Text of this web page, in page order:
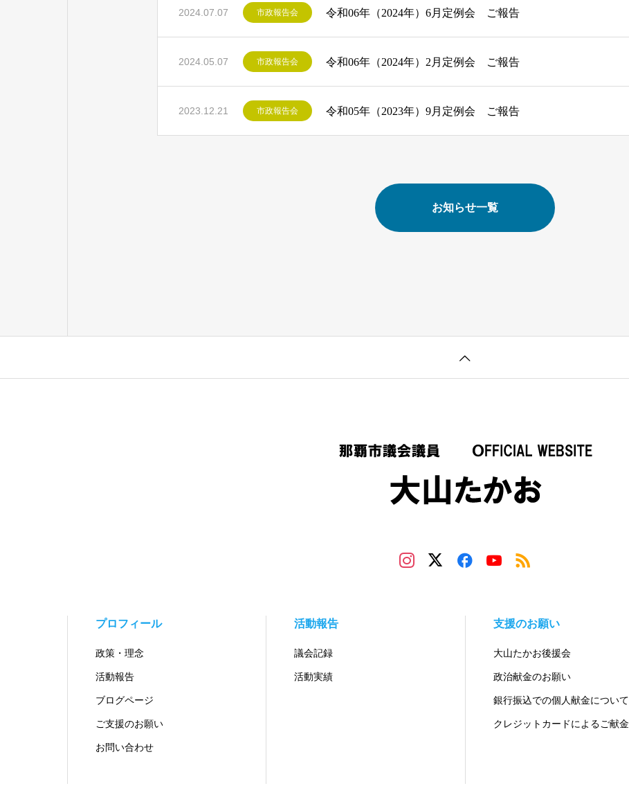
2024.07.07 市政報告会 令和06年（2024年）6月定例会 ご報告
2024.05.07 市政報告会 令和06年（2024年）2月定例会 ご報告
2023.12.21 市政報告会 令和05年（2023年）9月定例会 ご報告
お知らせ一覧
プロフィール
政策・理念
活動報告
ブログページ
ご支援のお願い
お問い合わせ
活動報告
議会記録
活動実績
支援のお願い
大山たかお後援会
政治献金のお願い
銀行振込での個人献金について
クレジットカードによるご献金